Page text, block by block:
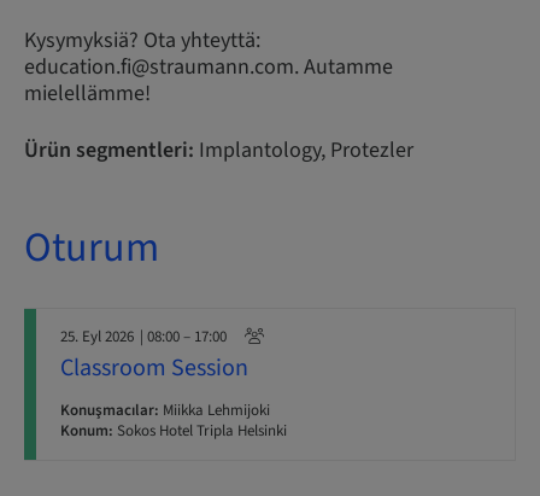
Kysymyksiä? Ota yhteyttä:
education.fi@straumann.com. Autamme
mielellämme!
Ürün segmentleri: Implantology, Protezler
Oturum
25. Eyl 2026 | 08:00 – 17:00
Classroom Session
Konuşmacılar: Miikka Lehmijoki
Konum: Sokos Hotel Tripla Helsinki